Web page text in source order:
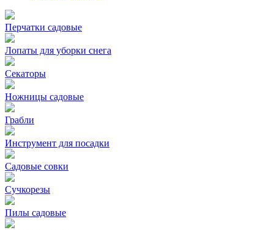
Перчатки садовые
Лопаты для уборки снега
Секаторы
Ножницы садовые
Грабли
Инструмент для посадки
Садовые совки
Сучкорезы
Пилы садовые